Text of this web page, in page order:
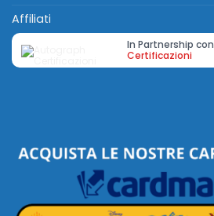
Affiliati
In Partnership con
Certificazioni